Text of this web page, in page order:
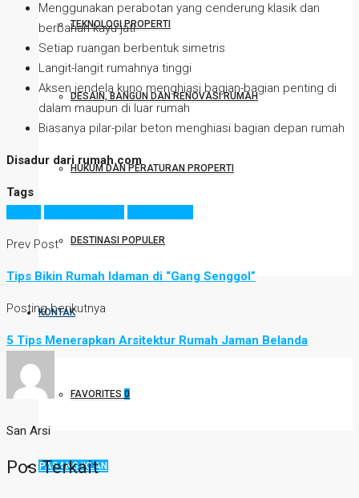
TEKNOLOGI PROPERTI
DESAIN, BANGUN DAN RENOVASI RUMAH
HUKUM DAN PERATURAN PROPERTI
DESTINASI POPULER
KONTAK
FAVORITES 0
PASANG IKLAN
Menggunakan perabotan yang cenderung klasik dan
berbahan kayu jati
Setiap ruangan berbentuk simetris
Langit-langit rumahnya tinggi
Aksen jendela kuno menghiasi bagian-bagian penting di
dalam maupun di luar rumah
Biasanya pilar-pilar beton menghiasi bagian depan rumah
Disadur dari rumah.com
Tags
Prev Post
Tips Bikin Rumah Idaman di “Gang Senggol”
Posting berikutnya
5 Tips Menerapkan Arsitektur Rumah Jaman Belanda
San Arsi
Pos Terkait